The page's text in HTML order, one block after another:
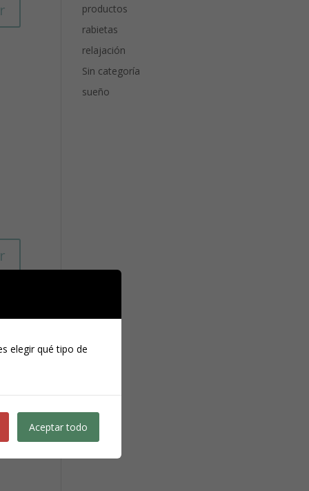
productos
rabietas
relajación
Sin categoría
sueño
elegir qué tipo de
Aceptar todo